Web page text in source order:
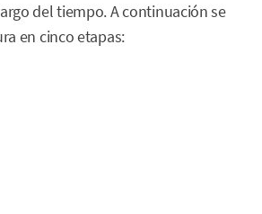
del tiempo. A continuación se
en cinco etapas: